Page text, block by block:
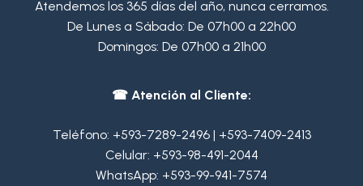
Atendemos los 365 días del año, nunca cerramos.
De Lunes a Sábado: De 07h00 a 22h00
Domingos: De 07h00 a 21h00
☎ Atención al Cliente:
Teléfono: +593-7289-2496| +593-7409-2413
Celular: +593-98-491-2044
WhatsApp: +593-99-941-7574